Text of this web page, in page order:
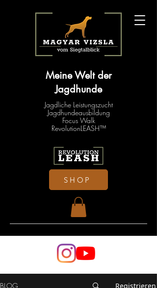
Meine Welt der
Jagdhunde
Jagdliche Leistungszucht
Jagdhundeausbildung
Focus Walk
RevolutionLEASH™
SHOP
BLOG Registrieren